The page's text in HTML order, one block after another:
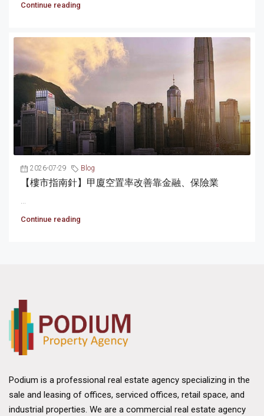
Continue reading
2026-07-29 Blog
【樓市指南針】甲廈空置率改善靠金融、保險業
...
Continue reading
Podium is a professional real estate agency specializing in the
sale and leasing of offices, serviced offices, retail space, and
industrial properties. We are a commercial real estate agency